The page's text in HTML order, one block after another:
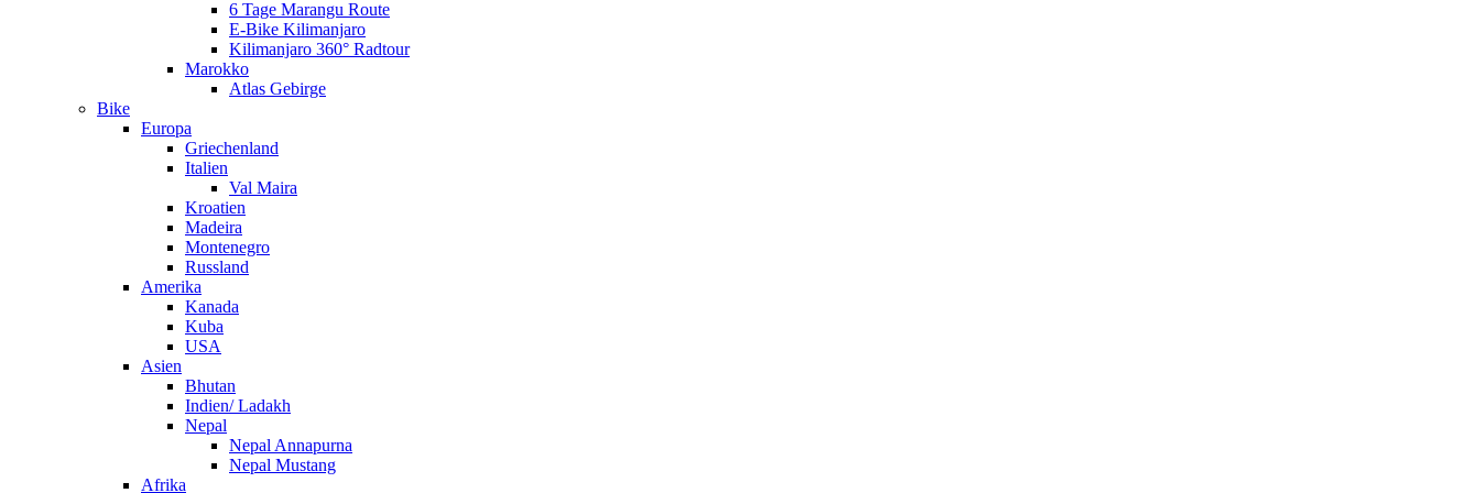
6 Tage Marangu Route
E-Bike Kilimanjaro
Kilimanjaro 360° Radtour
Marokko
Atlas Gebirge
Bike
Europa
Griechenland
Italien
Val Maira
Kroatien
Madeira
Montenegro
Russland
Amerika
Kanada
Kuba
USA
Asien
Bhutan
Indien/ Ladakh
Nepal
Nepal Annapurna
Nepal Mustang
Afrika